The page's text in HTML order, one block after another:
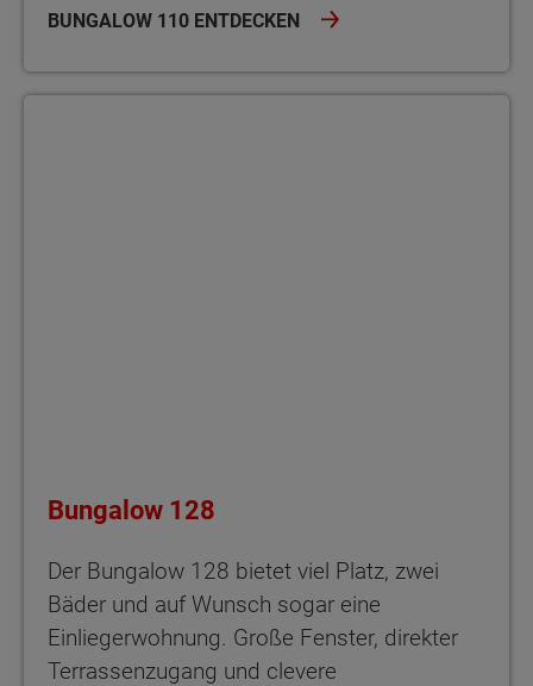
BUNGALOW 110 ENTDECKEN
Bungalow 128
Der Bungalow 128 bietet viel Platz, zwei
Bäder und auf Wunsch sogar eine
Einliegerwohnung. Große Fenster, direkter
Terrassenzugang und clevere